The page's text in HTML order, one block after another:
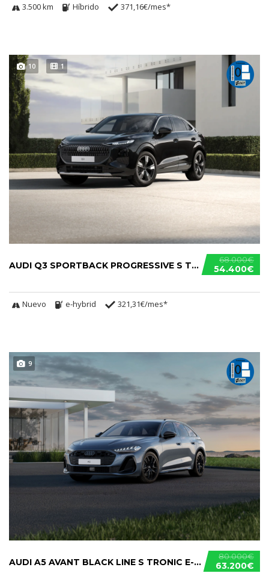
3.500 km Híbrido 371,16€/mes*
10 1
68.000€
54.400€
AUDI Q3 SPORTBACK PROGRESSIVE S TRONIC E-HYBRID
Nuevo e-hybrid 321,31€/mes*
9
80.000€
63.200€
AUDI A5 AVANT BLACK LINE S TRONIC E-HYBRID